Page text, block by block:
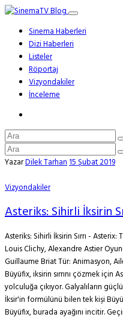
Sinema Haberleri
Dizi Haberleri
Listeler
Röportaj
Vizyondakiler
İnceleme
YazarDilek Tarhan15 Şubat 2019
Vizyondakiler
Asteriks: Sihirli İksirin
Asteriks: Sihirli İksirin Sırrı -
Louis Clichy, Alexandre Astier
Guillaume Briat Tür: Animasyon,
Büyüfix, iksirin sırrını çözmek
yolculuğa çıkıyor. Galyalıların
İksir'in formülünü bilen tek kişi
Büyüfix, burada ayağını incitir.